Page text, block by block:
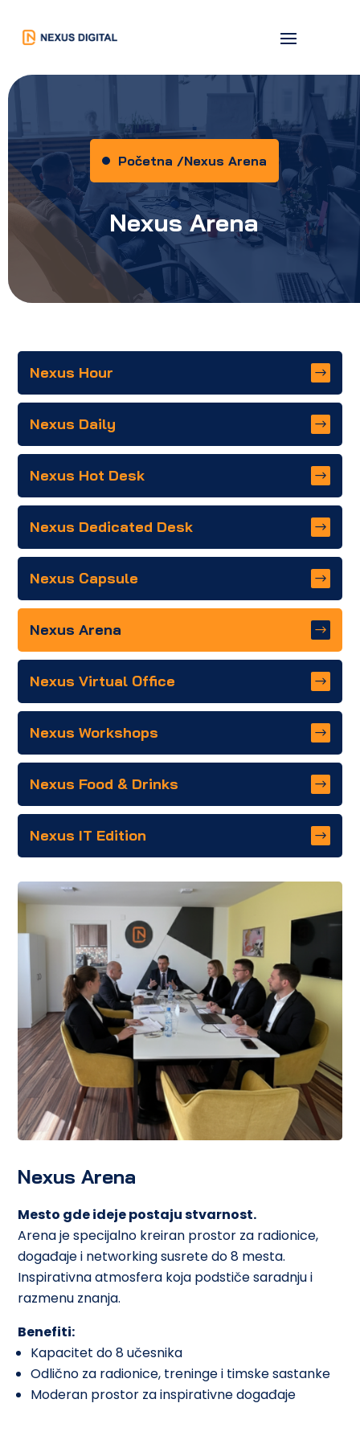
Početna /Nexus Arena
Nexus Arena
Nexus Hour
Nexus Daily
Nexus Hot Desk
Nexus Dedicated Desk
Nexus Capsule
Nexus Arena
Nexus Virtual Office
Nexus Workshops
Nexus Food & Drinks
Nexus IT Edition
Nexus Arena
Mesto gde ideje postaju stvarnost.
Arena je specijalno kreiran prostor za radionice,
događaje i networking susrete do 8 mesta.
Inspirativna atmosfera koja podstiče saradnju i
razmenu znanja.
Benefiti:
Kapacitet do 8 učesnika
Odlično za radionice, treninge i timske sastanke
Moderan prostor za inspirativne događaje